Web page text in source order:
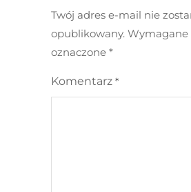
Twój adres e-mail nie
opublikowany. Wymagane
oznaczone *
Komentarz *